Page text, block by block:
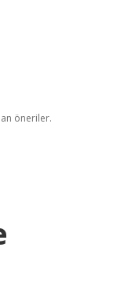
öneriler.